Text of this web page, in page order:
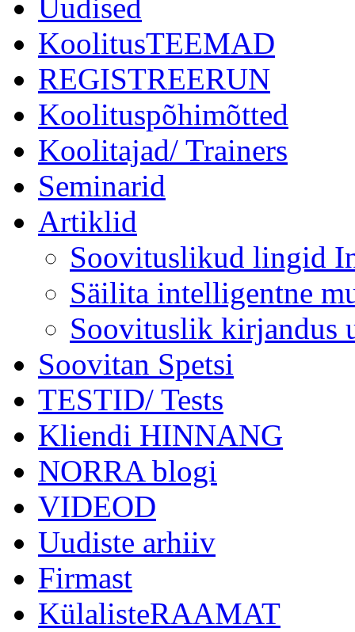
Uudised
KoolitusTEEMAD
REGISTREERUN
Koolituspõhimõtted
Koolitajad/ Trainers
Seminarid
Artiklid
Soovituslikud lingid
Säilita intelligentne
Soovituslik kirjandus
Soovitan Spetsi
TESTID/ Tests
Kliendi HINNANG
NORRA blogi
VIDEOD
Uudiste arhiiv
Firmast
KülalisteRAAMAT